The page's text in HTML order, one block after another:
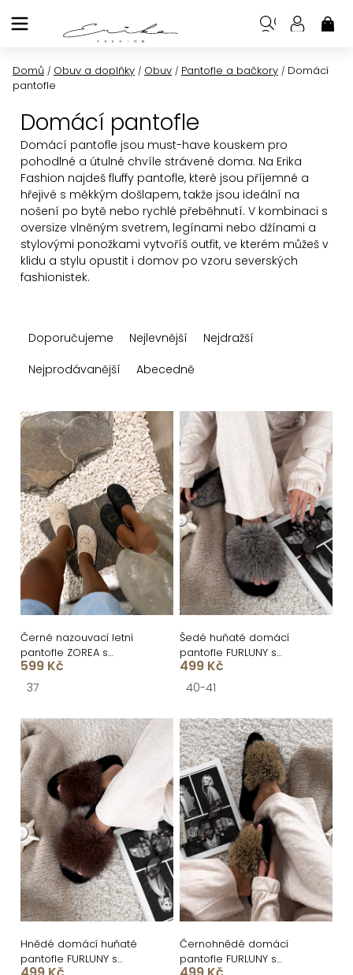
na
Domů / Obuv a doplňky / Obuv / Pantofle a bačkory / Domácí
pantofle
Domácí pantofle
Domácí pantofle jsou must-have kouskem pro
pohodlné a útulné chvíle strávené doma. Na Erika
Fashion najdeš fluffy pantofle, které jsou příjemné a
hřejivé s měkkým došlapem, takže jsou ideální na
nošení po bytě nebo rychlé přeběhnutí. V kombinaci s
oversize vlněným svetrem, legínami nebo džínami a
stylovými ponožkami vytvoříš outfit, ve kterém můžeš v
klidu a stylu opustit i domov po vzoru severských
fashionistek.
a
n
í
p
r
o
d
u
t
ů
Doporučujeme Nejlevnější
Nejdražší
Nejprodávanější
Abecedně
V
ý
p
i
s
p
r
o
d
u
k
ů
Černé nazouvací letní
pantofle ZOREA s
uzavřenou špičkou
599 Kč
37
Šedé huňaté domácí
pantofle FURLUNY s
kožíškem
499 Kč
40-41
Hnědé domácí huňaté
pantofle FURLUNY s
Černohnědé domácí
pantofle FURLUNY s